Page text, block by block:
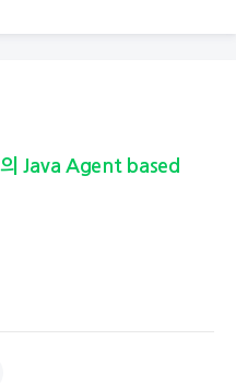
Java Agent based